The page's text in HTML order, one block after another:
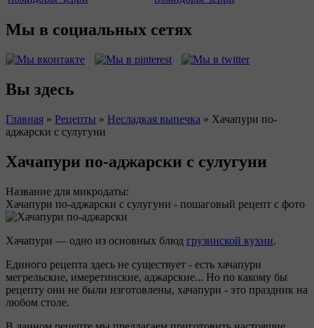
Мы в социальных сетях
Вы здесь
Главная » Рецепты » Несладкая выпечка » Хачапури по-
аджарски с сулугуни
Хачапури по-аджарски с сулугуни
Название для микродаты:
Хачапури по-аджарски с сулугуни - пошаговый рецепт с фото
Хачапури — одно из основных блюд грузинской кухни.
Единого рецепта здесь не существует - есть хачапури
мегрельские, имеретинские, аджарские... Но по какому бы
рецепту они не были изготовлены, хачапури - это праздник на
любом столе.